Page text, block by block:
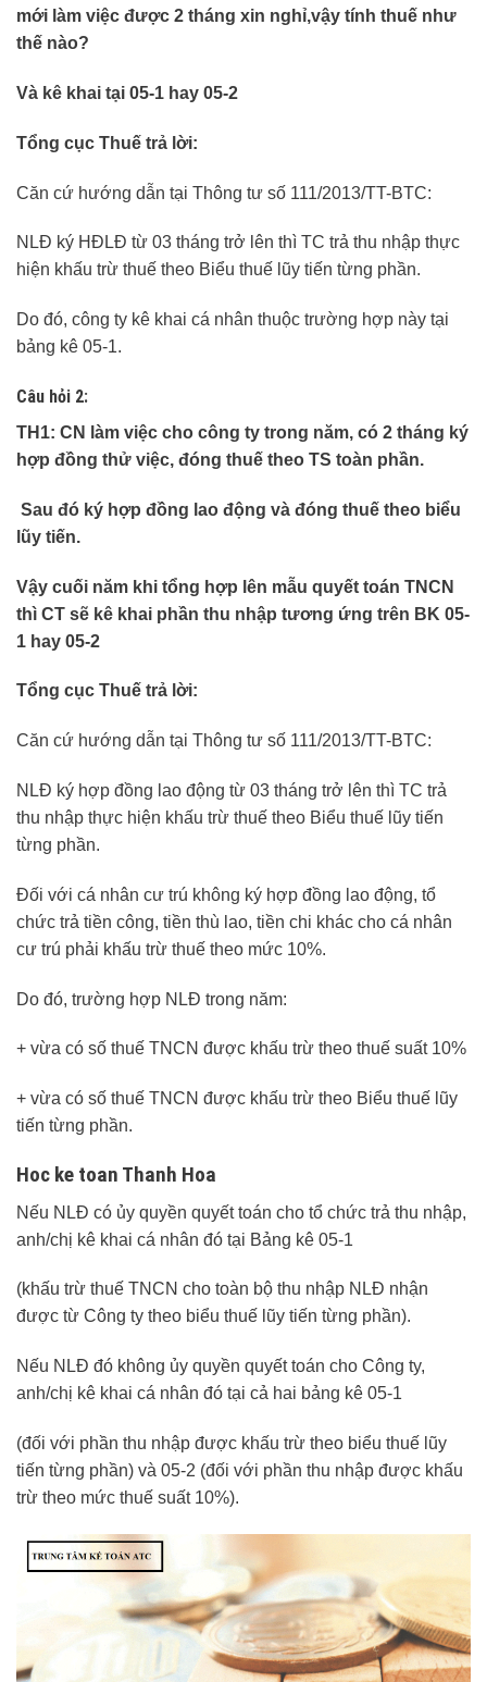
mới làm việc được 2 tháng xin nghỉ,vậy tính thuế như
thế nào?
Và kê khai tại 05-1 hay 05-2
Tổng cục Thuế trả lời:
Căn cứ hướng dẫn tại Thông tư số 111/2013/TT-BTC:
NLĐ ký HĐLĐ từ 03 tháng trở lên thì TC trả thu nhập thực
hiện khấu trừ thuế theo Biểu thuế lũy tiến từng phần.
Do đó, công ty kê khai cá nhân thuộc trường hợp này tại
bảng kê 05-1.
Câu hỏi 2:
TH1: CN làm việc cho công ty trong năm, có 2 tháng ký
hợp đồng thử việc, đóng thuế theo TS toàn phần.
Sau đó ký hợp đồng lao động và đóng thuế theo biểu
lũy tiến.
Vậy cuối năm khi tổng hợp lên mẫu quyết toán TNCN
thì CT sẽ kê khai phần thu nhập tương ứng trên BK 05-
1 hay 05-2
Tổng cục Thuế trả lời:
Căn cứ hướng dẫn tại Thông tư số 111/2013/TT-BTC:
NLĐ ký hợp đồng lao động từ 03 tháng trở lên thì TC trả
thu nhập thực hiện khấu trừ thuế theo Biểu thuế lũy tiến
từng phần.
Đối với cá nhân cư trú không ký hợp đồng lao động, tổ
chức trả tiền công, tiền thù lao, tiền chi khác cho cá nhân
cư trú phải khấu trừ thuế theo mức 10%.
Do đó, trường hợp NLĐ trong năm:
+ vừa có số thuế TNCN được khấu trừ theo thuế suất 10%
+ vừa có số thuế TNCN được khấu trừ theo Biểu thuế lũy
tiến từng phần.
Hoc ke toan Thanh Hoa
Nếu NLĐ có ủy quyền quyết toán cho tổ chức trả thu nhập,
anh/chị kê khai cá nhân đó tại Bảng kê 05-1
(khấu trừ thuế TNCN cho toàn bộ thu nhập NLĐ nhận
được từ Công ty theo biểu thuế lũy tiến từng phần).
Nếu NLĐ đó không ủy quyền quyết toán cho Công ty,
anh/chị kê khai cá nhân đó tại cả hai bảng kê 05-1
(đối với phần thu nhập được khấu trừ theo biểu thuế lũy
tiến từng phần) và 05-2 (đối với phần thu nhập được khấu
trừ theo mức thuế suất 10%).